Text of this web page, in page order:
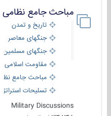
مباحث جامع نظامی
تاریخ و تمدن
جنگهای معاصر
جنگهای مسلمین
مقاومت اسلامی
مباحث جامع نظامی
تسلیحات استراتژیک
Military Discussions